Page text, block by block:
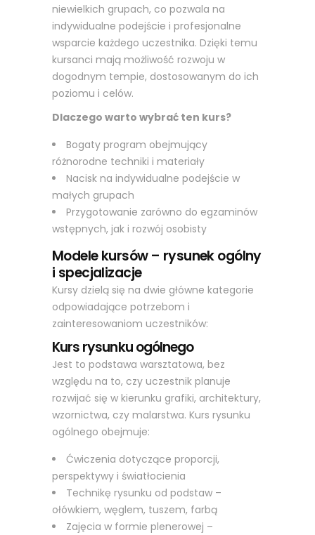
niewielkich grupach, co pozwala na
indywidualne podejście i profesjonalne
wsparcie każdego uczestnika. Dzięki temu
kursanci mają możliwość rozwoju w
dogodnym tempie, dostosowanym do ich
poziomu i celów.
Dlaczego warto wybrać ten kurs?
Bogaty program obejmujący
różnorodne techniki i materiały
Nacisk na indywidualne podejście w
małych grupach
Przygotowanie zarówno do egzaminów
wstępnych, jak i rozwój osobisty
Modele kursów – rysunek ogólny
i specjalizacje
Kursy dzielą się na dwie główne kategorie
odpowiadające potrzebom i
zainteresowaniom uczestników:
Kurs rysunku ogólnego
Jest to podstawa warsztatowa, bez
względu na to, czy uczestnik planuje
rozwijać się w kierunku grafiki, architektury,
wzornictwa, czy malarstwa. Kurs rysunku
ogólnego obejmuje:
Ćwiczenia dotyczące proporcji,
perspektywy i światłocienia
Technikę rysunku od podstaw –
ołówkiem, węglem, tuszem, farbą
Zajęcia w formie plenerowej –